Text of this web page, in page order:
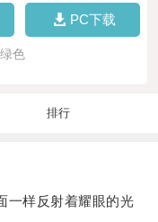
PC下载
色
排行
样反射着耀眼的光